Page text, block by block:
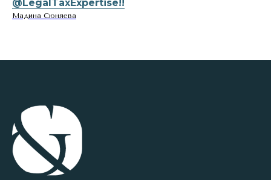
@LegalTaxExpertise!!
Мадина Сюняева